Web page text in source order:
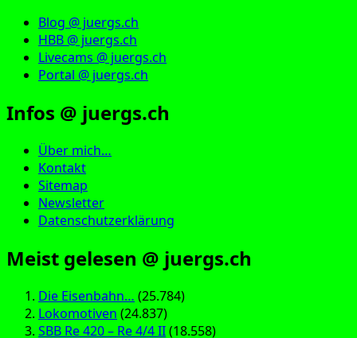
Blog @ juergs.ch
HBB @ juergs.ch
Livecams @ juergs.ch
Portal @ juergs.ch
Infos @ juergs.ch
Über mich…
Kontakt
Sitemap
Newsletter
Datenschutzerklärung
Meist gelesen @ juergs.ch
Die Eisenbahn… (25.784)
Lokomotiven (24.837)
SBB Re 420 – Re 4/4 II(18.558)